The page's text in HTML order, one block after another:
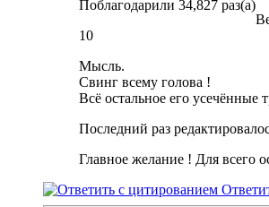
Поблагодарили 34,827 раз(а)
10
Мысль.
Свинг всему голова !
Всё остальное его усечённые
Последний раз
Главное желание ! Для всего